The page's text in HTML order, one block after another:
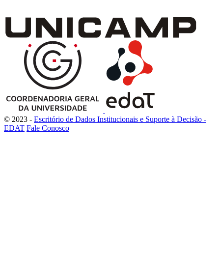
© 2023 - Escritório de Dados Institucionais e Suporte à Decisão -
EDAT Fale Conosco